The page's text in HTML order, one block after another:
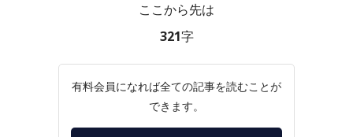
ここから先は
321字
有料会員になれば全ての記事を読むことが
できます。